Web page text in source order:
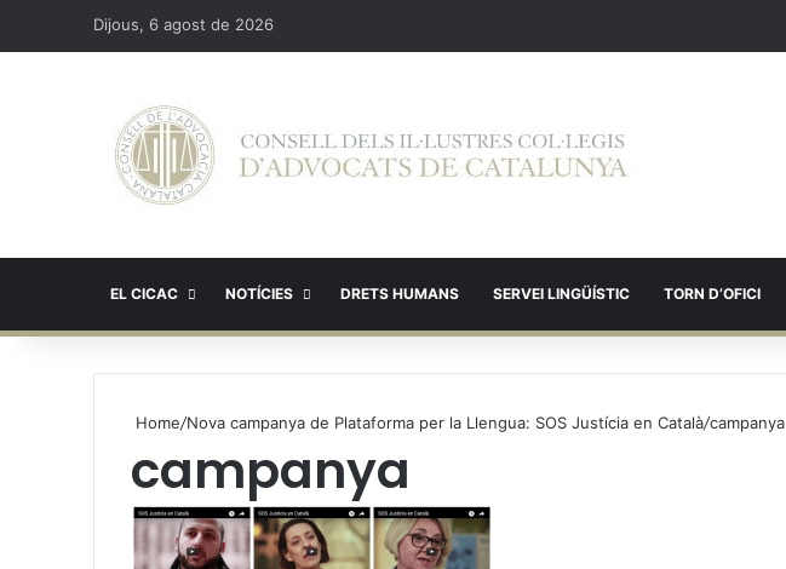
Dijous, 6 agost de 2026
EL CICAC NOTÍCIES DRETS HUMANS SERVEI LINGÜÍSTIC TORN D’OFICI
Home/Nova campanya de Plataforma per la Llengua: SOS Justícia en Català/campanya
campanya